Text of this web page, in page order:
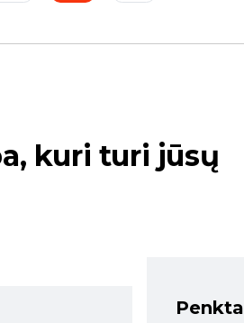
kuri turi jūsų